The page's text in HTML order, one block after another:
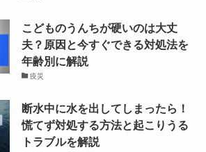
こどものうんちが硬いのは大丈
夫？原因と今すぐできる対処法を
年齢別に解説
疫災
断水中に水を出してしまったら！
慌てず対処する方法と起こりうる
トラブルを解説